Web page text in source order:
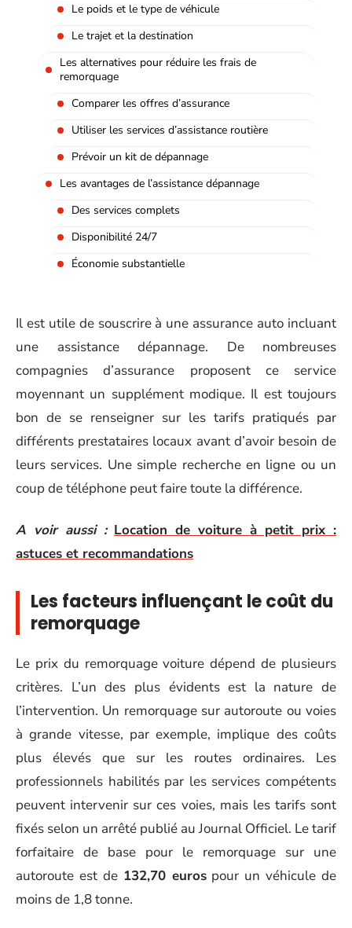
Le poids et le type de véhicule
Le trajet et la destination
Les alternatives pour réduire les frais de
remorquage
Comparer les offres d’assurance
Utiliser les services d’assistance routière
Prévoir un kit de dépannage
Les avantages de l’assistance dépannage
Des services complets
Disponibilité 24/7
Économie substantielle
Il est utile de souscrire à une assurance auto incluant
une assistance dépannage. De nombreuses
compagnies d’assurance proposent ce service
moyennant un supplément modique. Il est toujours
bon de se renseigner sur les tarifs pratiqués par
différents prestataires locaux avant d’avoir besoin de
leurs services. Une simple recherche en ligne ou un
coup de téléphone peut faire toute la différence.
A voir aussi : Location de voiture à petit prix :
astuces et recommandations
Les facteurs influençant le coût du
remorquage
Le prix du remorquage voiture dépend de plusieurs
critères. L’un des plus évidents est la nature de
l’intervention. Un remorquage sur autoroute ou voies
à grande vitesse, par exemple, implique des coûts
plus élevés que sur les routes ordinaires. Les
professionnels habilités par les services compétents
peuvent intervenir sur ces voies, mais les tarifs sont
fixés selon un arrêté publié au Journal Officiel. Le tarif
forfaitaire de base pour le remorquage sur une
autoroute est de 132,70 eurospour un véhicule de
moins de 1,8 tonne.